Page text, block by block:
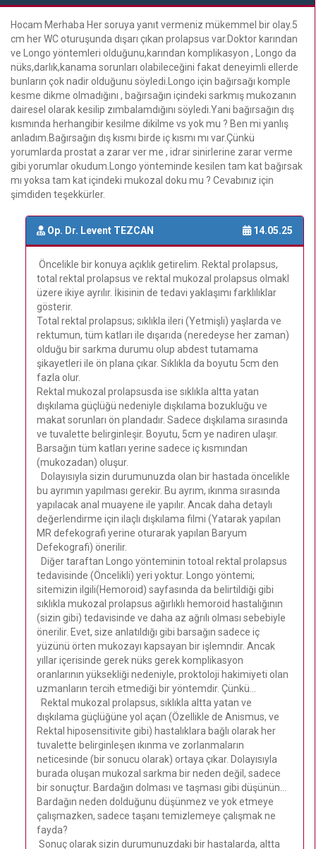
Hocam Merhaba Her soruya yanıt vermeniz mükemmel bir olay.5
cm her WC oturuşunda dışarı çıkan prolapsus var.Doktor karından
ve Longo yöntemleri olduğunu,karından komplikasyon , Longo da
nüks,darlık,kanama sorunları olabileceğini fakat deneyimli ellerde
bunların çok nadir olduğunu söyledi.Longo için bağırsağı komple
kesme dikme olmadığını , bağırsağın içindeki sarkmış mukozanın
dairesel olarak kesilip zımbalamdığını söyledi.Yani bağırsağın dış
kısmında herhangibir kesilme dikilme vs yok mu ? Ben mi yanlış
anladım.Bağırsağın dış kısmı birde iç kısmı mı var.Çünkü
yorumlarda prostat a zarar ver me , idrar sinirlerine zarar verme
gibi yorumlar okudum.Longo yönteminde kesilen tam kat bağırsak
mı yoksa tam kat içindeki mukozal doku mu ? Cevabınız için
şimdiden teşekkürler.
Op. Dr. Levent TEZCAN 14.05.25
Öncelikle bir konuya açıklık getirelim. Rektal prolapsus,
total rektal prolapsus ve rektal mukozal prolapsus olmakl
üzere ikiye ayrılır. İkisinin de tedavi yaklaşımı farklılıklar
gösterir.
Total rektal prolapsus; sıklıkla ileri (Yetmişli) yaşlarda ve
rektumun, tüm katları ile dışarıda (neredeyse her zaman)
olduğu bir sarkma durumu olup abdest tutamama
şikayetleri ile ön plana çıkar. Sıklıkla da boyutu 5cm den
fazla olur.
Rektal mukozal prolapsusda ise sıklıkla altta yatan
dışkılama güçlüğü nedeniyle dışkılama bozukluğu ve
makat sorunları ön plandadır. Sadece dışkılama sırasında
ve tuvalette belirginleşir. Boyutu, 5cm ye nadiren ulaşır.
Barsağın tüm katları yerine sadece iç kısmından
(mukozadan) oluşur.
Dolayısıyla sizin durumunuzda olan bir hastada öncelikle
bu ayrımın yapılması gerekir. Bu ayrım, ıkınma sırasında
yapılacak anal muayene ile yapılır. Ancak daha detaylı
değerlendirme için ilaçlı dışkılama filmi (Yatarak yapılan
MR defekografi yerine oturarak yapılan Baryum
Defekografi) önerilir.
Diğer taraftan Longo yönteminin totoal rektal prolapsus
tedavisinde (Öncelikli) yeri yoktur. Longo yöntemi;
sitemizin ilgili(Hemoroid) sayfasında da belirtildiği gibi
sıklıkla mukozal prolapsus ağırlıklı hemoroid hastalığının
(sizin gibi) tedavisinde ve daha az ağrılı olması sebebiyle
önerilir. Evet, size anlatıldığı gibi barsağın sadece iç
yüzünü örten mukozayı kapsayan bir işlemndir. Ancak
yıllar içerisinde gerek nüks gerek komplikasyon
oranlarının yüksekliği nedeniyle, proktoloji hakimiyeti olan
uzmanların tercih etmediği bir yöntemdir. Çünkü...
Rektal mukozal prolapsus, sıklıkla altta yatan ve
dışkılama güçlüğüne yol açan (Özellikle de Anismus, ve
Rektal hiposensitivite gibi) hastalıklara bağlı olarak her
tuvalette belirginleşen ıkınma ve zorlanmaların
neticesinde (bir sonucu olarak) ortaya çıkar. Dolayısıyla
burada oluşan mukozal sarkma bir neden değil, sadece
bir sonuçtur. Bardağın dolması ve taşması gibi düşünün...
Bardağın neden dolduğunu düşünmez ve yok etmeye
çalışmazken, sadece taşanı temizlemeye çalışmak ne
fayda?
Sonuç olarak sizin durumunuzdaki bir hastalarda, altta